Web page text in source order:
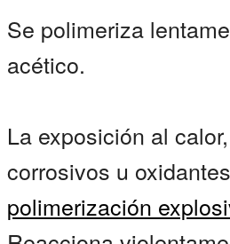
Se polimeriza
acético.
La exposición al
corrosivos u
polimerización